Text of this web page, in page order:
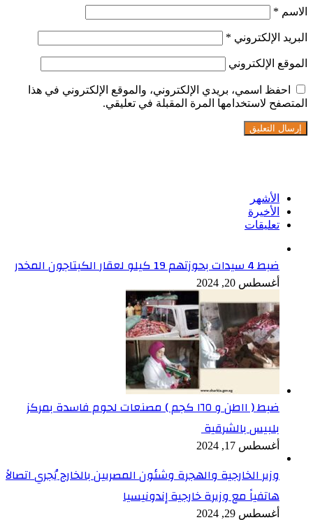
الاسم *
البريد الإلكتروني *
الموقع الإلكتروني
احفظ اسمي، بريدي الإلكتروني، والموقع الإلكتروني في هذا
المتصفح لاستخدامها المرة المقبلة في تعليقي.
الأشهر
الأخيرة
تعليقات
ضبط 4 سيدات بحوزتهم 19 كيلو لعقار الكبتاجون المخدر
أغسطس 20, 2024
ضبط ( ١١طن و ١٦٥ كجم ) مصنعات لحوم فاسدة بمركز
بلبيس بالشرقية
أغسطس 17, 2024
وزير الخارجية والهجرة وشئون المصريين بالخارج يُجري اتصالاً
هاتفياً مع وزيرة خارجية إندونيسيا
أغسطس 29, 2024